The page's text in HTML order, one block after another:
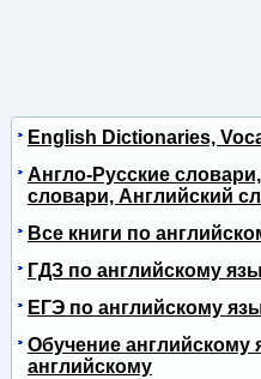
English Dictionaries,
Англо-Русские
словари, Английский
Все книги по
ГДЗ по английскому
ЕГЭ по английскому
Обучение английскому
английскому